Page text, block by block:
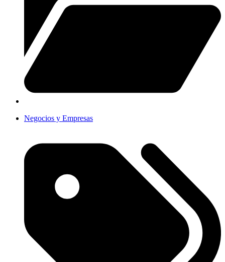
Negocios y Empresas